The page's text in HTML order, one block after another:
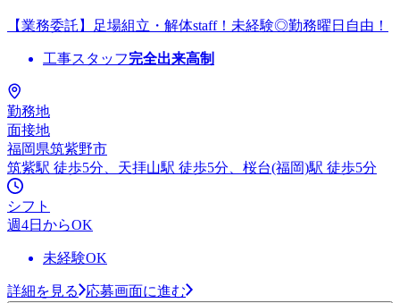
【業務委託】足場組立・解体staff！未経験◎勤務曜日自由！
工事スタッフ完全出来高制
勤務地
面接地
福岡県筑紫野市
筑紫駅 徒歩5分、天拝山駅 徒歩5分、桜台(福岡)駅 徒歩5分
シフト
週4日からOK
未経験OK
詳細を見る 応募画面に進む